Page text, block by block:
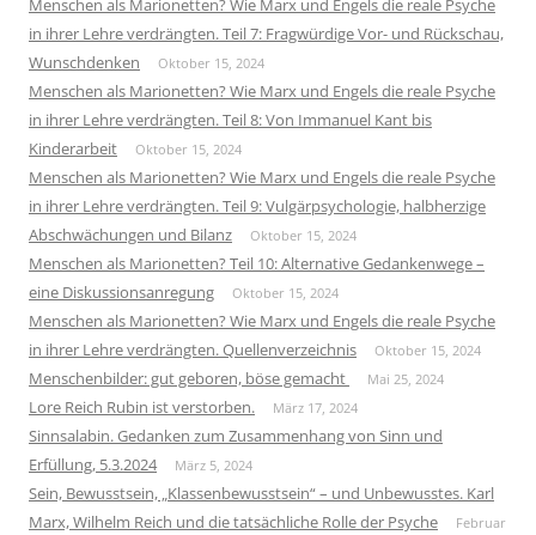
Menschen als Marionetten? Wie Marx und Engels die reale Psyche
in ihrer Lehre verdrängten. Teil 7: Fragwürdige Vor- und Rückschau,
Wunschdenken
Oktober 15, 2024
Menschen als Marionetten? Wie Marx und Engels die reale Psyche
in ihrer Lehre verdrängten. Teil 8: Von Immanuel Kant bis
Kinderarbeit
Oktober 15, 2024
Menschen als Marionetten? Wie Marx und Engels die reale Psyche
in ihrer Lehre verdrängten. Teil 9: Vulgärpsychologie, halbherzige
Abschwächungen und Bilanz
Oktober 15, 2024
Menschen als Marionetten? Teil 10: Alternative Gedankenwege –
eine Diskussionsanregung
Oktober 15, 2024
Menschen als Marionetten? Wie Marx und Engels die reale Psyche
in ihrer Lehre verdrängten. Quellenverzeichnis
Oktober 15, 2024
Menschenbilder: gut geboren, böse gemacht Mai 25, 2024
Lore Reich Rubin ist verstorben. März 17, 2024
Sinnsalabin. Gedanken zum Zusammenhang von Sinn und
Erfüllung, 5.3.2024
März 5, 2024
Sein, Bewusstsein, „Klassenbewusstsein“ – und Unbewusstes. Karl
Marx, Wilhelm Reich und die tatsächliche Rolle der Psyche
Februar